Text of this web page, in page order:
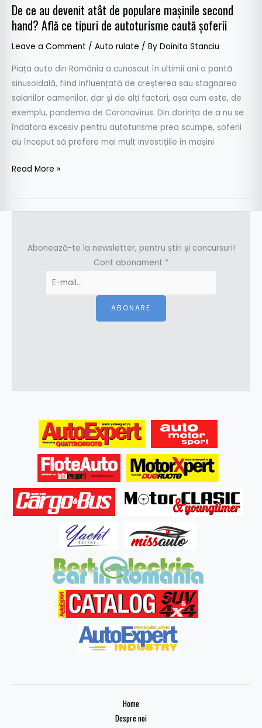
De ce au devenit atât de populare mașinile second
hand? Află ce tipuri de autoturisme caută șoferii
Leave a Comment / Auto rulate / By Doinita Stanciu
Piața auto din România a cunoscut în ultimii ani o pantă
sinusoidală, fiind influențată de creșterea sau stagnarea
salariilor oamenilor, dar și de alți factori, așa cum este, de
exemplu, pandemia de Coronavirus. Din dorința de a nu se
îndatora excesiv pentru autoturisme prea scumpe, șoferii
au început să prefere mai mult investițiile în mașini
tipuri
de
autoturisme
șoferii
Read More »
Abonează-te la newsletter, pentru știri și concursuri!
Cont abonament *
ABONARE
Home
Despre noi